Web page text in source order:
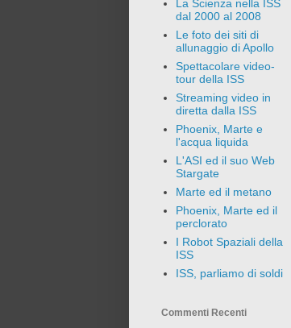
La Scienza nella ISS
dal 2000 al 2008
Le foto dei siti di
allunaggio di Apollo
Spettacolare video-
tour della ISS
Streaming video in
diretta dalla ISS
Phoenix, Marte e
l'acqua liquida
L'ASI ed il suo Web
Stargate
Marte ed il metano
Phoenix, Marte ed il
perclorato
I Robot Spaziali della
ISS
ISS, parliamo di soldi
Commenti Recenti